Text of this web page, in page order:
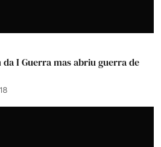
I Guerra mas abriu guerra de